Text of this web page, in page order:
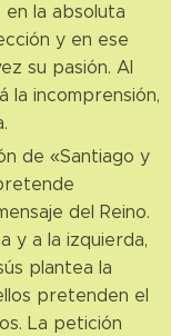
la absoluta
y en ese
su pasión. Al
la incomprensión,
de «Santiago y
del Reino.
y a la izquierda,
plantea la
pretenden el
La petición